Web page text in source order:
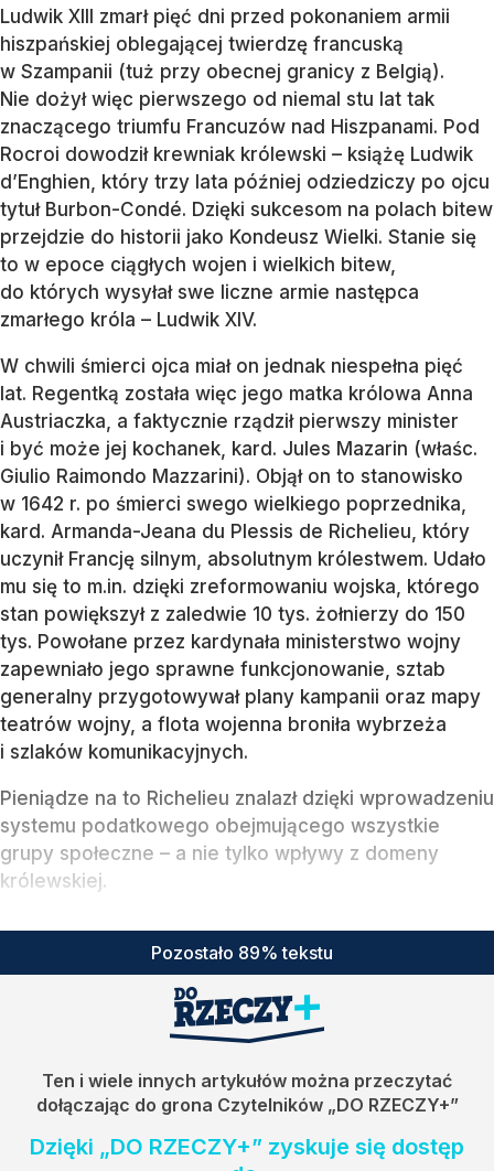
Ludwik XIII zmarł pięć dni przed pokonaniem armii
hiszpańskiej oblegającej twierdzę francuską
w Szampanii (tuż przy obecnej granicy z Belgią).
Nie dożył więc pierwszego od niemal stu lat tak
znaczącego triumfu Francuzów nad Hiszpanami. Pod
Rocroi dowodził krewniak królewski – książę Ludwik
d’Enghien, który trzy lata później odziedziczy po ojcu
tytuł Burbon-Condé. Dzięki sukcesom na polach bitew
przejdzie do historii jako Kondeusz Wielki. Stanie się
to w epoce ciągłych wojen i wielkich bitew,
do których wysyłał swe liczne armie następca
zmarłego króla – Ludwik XIV.
W chwili śmierci ojca miał on jednak niespełna pięć
lat. Regentką została więc jego matka królowa Anna
Austriaczka, a faktycznie rządził pierwszy minister
i być może jej kochanek, kard. Jules Mazarin (właśc.
Giulio Raimondo Mazzarini). Objął on to stanowisko
w 1642 r. po śmierci swego wielkiego poprzednika,
kard. Armanda-Jeana du Plessis de Richelieu, który
uczynił Francję silnym, absolutnym królestwem. Udało
mu się to m.in. dzięki zreformowaniu wojska, którego
stan powiększył z zaledwie 10 tys. żołnierzy do 150
tys. Powołane przez kardynała ministerstwo wojny
zapewniało jego sprawne funkcjonowanie, sztab
generalny przygotowywał plany kampanii oraz mapy
teatrów wojny, a flota wojenna broniła wybrzeża
i szlaków komunikacyjnych.
Pieniądze na to Richelieu znalazł dzięki wprowadzeniu
systemu podatkowego obejmującego wszystkie
grupy społeczne – a nie tylko wpływy z domeny
królewskiej.
Pozostało 89% tekstu
Ten i wiele innych artykułów można przeczytać
dołączając do grona Czytelników „DO RZECZY+”
Dzięki „DO RZECZY+” zyskuje się dostęp